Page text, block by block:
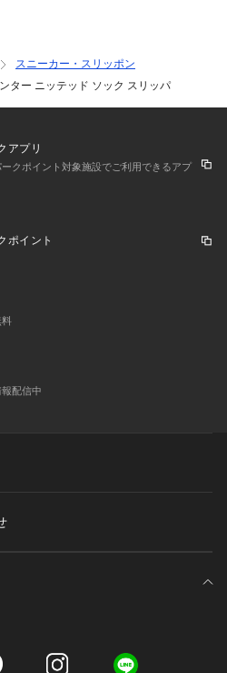
スニーカー・スリッポン
ター ニッテッド ソック スリッパ
アプリ
クポイント対象施設でご利用できるアプ
ポイント
料
配信中